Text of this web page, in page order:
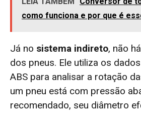
como funciona e por que é
Já no sistema indireto, não
dos pneus. Ele utiliza os
ABS para analisar a rotação
um pneu está com pressão
recomendado, seu diâmetro